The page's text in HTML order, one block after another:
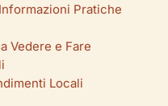
Pratiche
Vedere e Fare
Locali